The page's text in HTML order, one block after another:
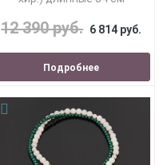
12 390 руб. 6 814 руб.
Подробнее